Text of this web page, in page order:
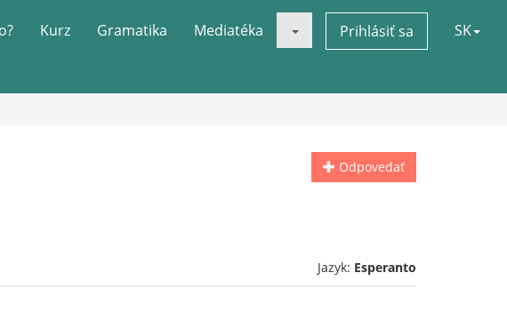
Kurz Gramatika Mediatéka Prihlásiť sa SK
Odpovedať
Jazyk: Esperanto